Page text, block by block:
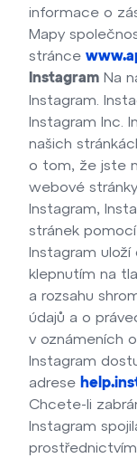
informace o
Mapy
stránce
Instagram Na
Instagram.
Instagram Inc.
našich
o tom, že jste
webové
Instagram,
stránek
Instagram uloží
klepnutím na
a rozsahu
údajů a o
v oznámeních
Instagram
adrese
Chcete-li
Instagram